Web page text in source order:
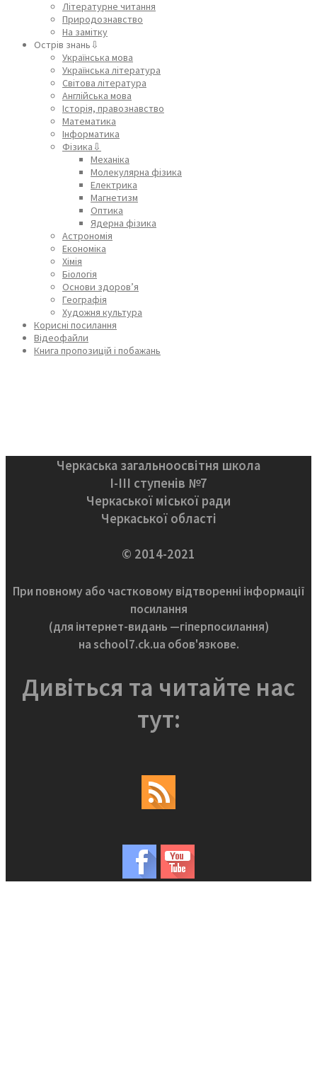
Літературне читання
Природознавство
На замітку
Острів знань⇩
Українська мова
Українська література
Світова література
Англійська мова
Історія, правознавство
Математика
Інформатика
Фізика⇩
Механіка
Молекулярна фізика
Електрика
Магнетизм
Оптика
Ядерна фізика
Астрономія
Економіка
Хімія
Біологія
Основи здоров’я
Географія
Художня культура
Корисні посилання
Відеофайли
Книга пропозицій і побажань
Черкаська загальноосвітня школа
І-ІІІ ступенів №7
Черкаської міської ради
Черкаської області
© 2014-2021
При повному або частковому відтворенні інформації
посилання
(для інтернет-видань —гіперпосилання)
на school7.ck.ua обов'язкове.
Дивіться та читайте нас
тут: